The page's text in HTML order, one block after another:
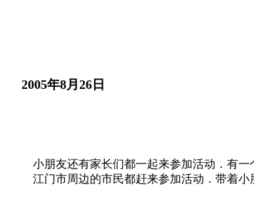
2005年8月26日
小朋友还有家长们都一起来参加活动．有一
江门市周边的市民都赶来参加活动．带着小